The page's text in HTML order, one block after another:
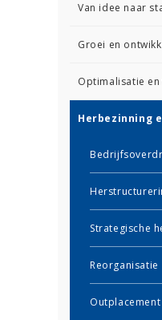
Van idee naar
Groei en
Optimalisatie
Herbezinning
Strategische
Reorganisatie